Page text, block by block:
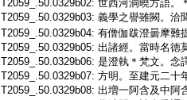
T2059_.50.0329b02: 世西河洞曉方語。
T2059_.50.0329b03: 義學之譽雖闕。洽
T2059_.50.0329b04: 有僧伽跋澄曇摩難
T2059_.50.0329b05: 出諸經。當時名徳
T2059_.50.0329b06: 是澄執＊梵文。念
T2059_.50.0329b07: 方明。至建元二十
T2059_.50.0329b08: 出増一阿含及中阿